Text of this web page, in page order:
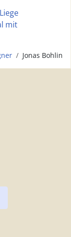
mit
Jonas Bohlin